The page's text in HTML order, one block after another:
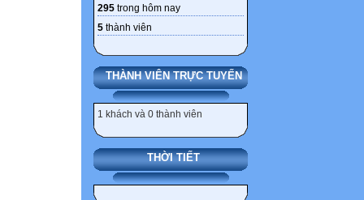
295 trong hôm nay
5 thành viên
THÀNH VIÊN TRỰC TUYẾN
1 khách và 0 thành viên
THỜI TIẾT